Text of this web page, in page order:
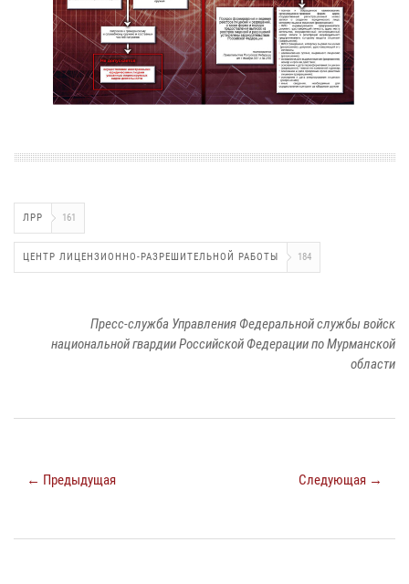
ЛРР 161
ЦЕНТР ЛИЦЕНЗИОННО-РАЗРЕШИТЕЛЬНОЙ РАБОТЫ 184
Пресс-служба Управления Федеральной службы войск
национальной гвардии Российской Федерации по Мурманской
области
← Предыдущая Следующая →